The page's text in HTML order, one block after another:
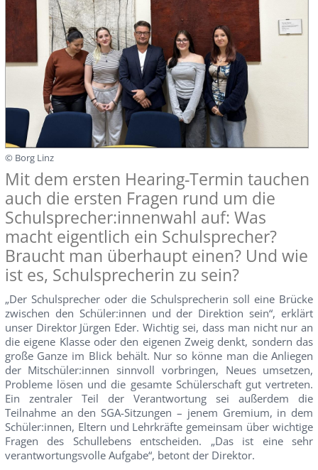
© Borg Linz
Mit dem ersten Hearing-Termin tauchen
auch die ersten Fragen rund um die
Schulsprecher:innenwahl auf: Was
macht eigentlich ein Schulsprecher?
Braucht man überhaupt einen? Und wie
ist es, Schulsprecherin zu sein?
„Der Schulsprecher oder die Schulsprecherin soll eine Brücke
zwischen den Schüler:innen und der Direktion sein“, erklärt
unser Direktor Jürgen Eder. Wichtig sei, dass man nicht nur an
die eigene Klasse oder den eigenen Zweig denkt, sondern das
große Ganze im Blick behält. Nur so könne man die Anliegen
der Mitschüler:innen sinnvoll vorbringen, Neues umsetzen,
Probleme lösen und die gesamte Schülerschaft gut vertreten.
Ein zentraler Teil der Verantwortung sei außerdem die
Teilnahme an den SGA-Sitzungen – jenem Gremium, in dem
Schüler:innen, Eltern und Lehrkräfte gemeinsam über wichtige
Fragen des Schullebens entscheiden. „Das ist eine sehr
verantwortungsvolle Aufgabe“, betont der Direktor.